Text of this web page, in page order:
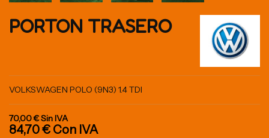
PORTON TRASERO
VOLKSWAGEN POLO (9N3) 1.4 TDI
70,00 €Sin IVA
84,70 € Con IVA